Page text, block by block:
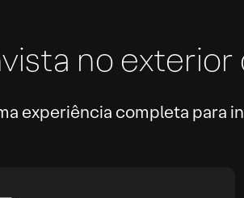
no
experiência completa para